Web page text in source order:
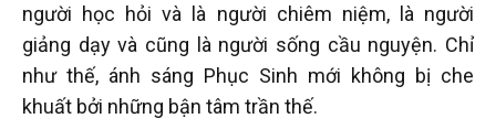
người học hỏi và là người chiêm niệm, là người
giảng dạy và cũng là người sống cầu nguyện. Chỉ
như thế, ánh sáng Phục Sinh mới không bị che
khuất bởi những bận tâm trần thế.